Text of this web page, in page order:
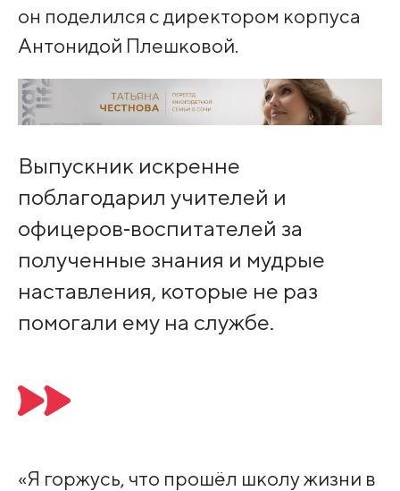
он поделился с директором корпуса
Антонидой Плешковой.
Выпускник искренне
поблагодарил учителей и
офицеров‑воспитателей за
полученные знания и мудрые
наставления, которые не раз
помогали ему на службе.
«Я горжусь, что прошёл школу жизни в